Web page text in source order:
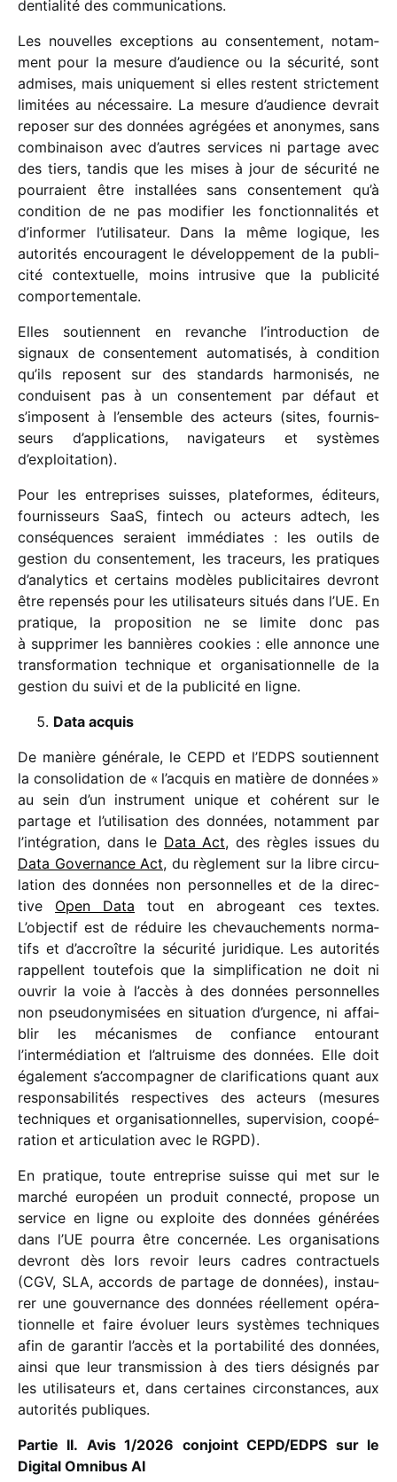
den­tia­lité des communications.
Les nouvelles excep­tions au consen­te­ment, notam­
ment pour la mesure d’audience ou la sécu­rité, sont
admises, mais unique­ment si elles restent stric­te­ment
limi­tées au néces­saire. La mesure d’audience devrait
repo­ser sur des données agré­gées et anonymes, sans
combi­nai­son avec d’autres services ni partage avec
des tiers, tandis que les mises à jour de sécu­rité ne
pour­raient être instal­lées sans consen­te­ment qu’à
condi­tion de ne pas modi­fier les fonc­tion­na­li­tés et
d’informer l’utilisateur. Dans la même logique, les
auto­ri­tés encou­ragent le déve­lop­pe­ment de la publi­
cité contex­tuelle, moins intru­sive que la publi­cité
comportementale.
Elles soutiennent en revanche l’introduction de
signaux de consen­te­ment auto­ma­ti­sés, à condi­tion
qu’ils reposent sur des stan­dards harmo­ni­sés, ne
conduisent pas à un consen­te­ment par défaut et
s’imposent à l’ensemble des acteurs (sites, four­nis­
seurs d’applications, navi­ga­teurs et systèmes
d’exploitation).
Pour les entre­prises suisses, plate­formes, éditeurs,
four­nis­seurs SaaS, fintech ou acteurs adtech, les
consé­quences seraient immé­diates : les outils de
gestion du consen­te­ment, les traceurs, les pratiques
d’analytics et certains modèles publi­ci­taires devront
être repen­sés pour les utili­sa­teurs situés dans l’UE. En
pratique, la propo­si­tion ne se limite donc pas
à suppri­mer les bannières cookies : elle annonce une
trans­for­ma­tion tech­nique et orga­ni­sa­tion­nelle de la
gestion du suivi et de la publi­cité en ligne.
Data acquis
De manière géné­rale, le CEPD et l’EDPS soutiennent
la conso­li­da­tion de « l’acquis en matière de données »
au sein d’un instru­ment unique et cohé­rent sur le
partage et l’utilisation des données, notam­ment par
l’intégration, dans le Data Act, des règles issues du
Data Governance Act, du règle­ment sur la libre circu­
la­tion des données non person­nelles et de la direc­
tive Open Data tout en abro­geant ces textes.
L’objectif est de réduire les chevau­che­ments norma­
tifs et d’accroître la sécu­rité juri­dique. Les auto­ri­tés
rappellent toute­fois que la simpli­fi­ca­tion ne doit ni
ouvrir la voie à l’accès à des données person­nelles
non pseu­do­ny­mi­sées en situa­tion d’urgence, ni affai­
blir les méca­nismes de confiance entou­rant
l’intermédiation et l’altruisme des données. Elle doit
égale­ment s’accompagner de clari­fi­ca­tions quant aux
respon­sa­bi­li­tés respec­tives des acteurs (mesures
tech­niques et orga­ni­sa­tion­nelles, super­vi­sion, coopé­
ra­tion et arti­cu­la­tion avec le RGPD).
En pratique, toute entre­prise suisse qui met sur le
marché euro­péen un produit connecté, propose un
service en ligne ou exploite des données géné­rées
dans l’UE pourra être concer­née. Les orga­ni­sa­tions
devront dès lors revoir leurs cadres contrac­tuels
(CGV, SLA, accords de partage de données), instau­
rer une gouver­nance des données réel­le­ment opéra­
tion­nelle et faire évoluer leurs systèmes tech­niques
afin de garan­tir l’accès et la porta­bi­lité des données,
ainsi que leur trans­mis­sion à des tiers dési­gnés par
les utili­sa­teurs et, dans certaines circons­tances, aux
auto­ri­tés publiques.
Partie II. Avis 1/​2026 conjoint CEPD/​EDPS sur le
Digital Omnibus AI